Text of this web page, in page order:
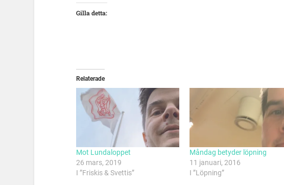
Gilla detta:
Relaterade
Mot Lundaloppet
26 mars, 2019
I ”Friskis & Svettis”
Måndag betyder löpning
11 januari, 2016
I ”Löpning”